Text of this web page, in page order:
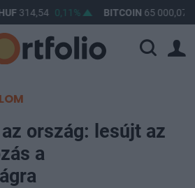
314,54 0,11% BITCOIN 65 000,07
ország: lesújt az
a